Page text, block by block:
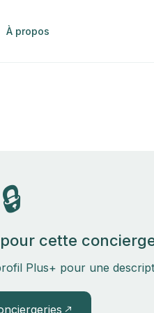
À propos
🔒
cette
Plus+ pour une